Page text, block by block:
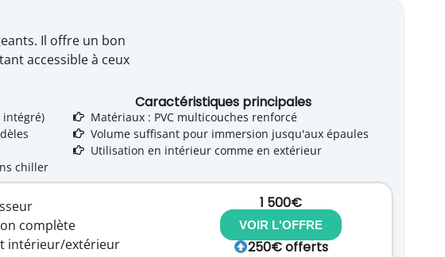
Il offre un bon
accessible à ceux
intégré)
chiller
Caractéristiques principales
Matériaux : PVC multicouches renforcé
Volume suffisant pour immersion jusqu'aux épaules
Utilisation en intérieur comme en extérieur
complète
intérieur/extérieur
1 500€
VOIR L'OFFRE
250€ offerts